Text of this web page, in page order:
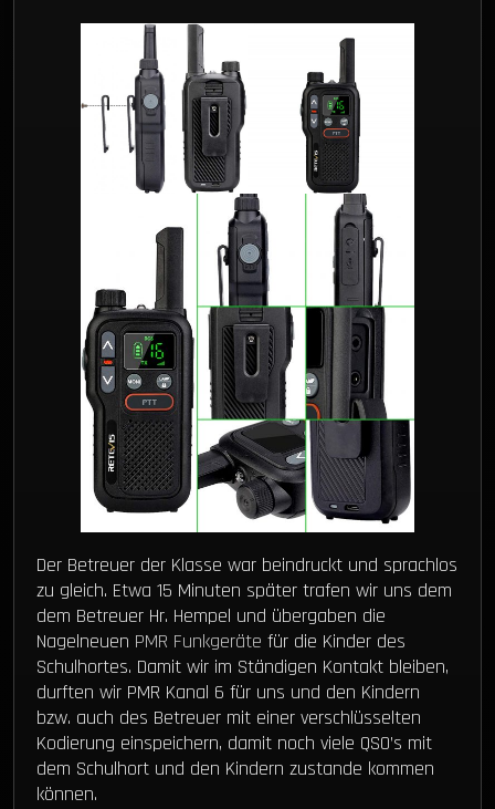
Der Betreuer der Klasse war beindruckt und sprachlos
zu gleich. Etwa 15 Minuten später trafen wir uns dem
dem Betreuer Hr. Hempel und übergaben die
Nagelneuen PMR Funkgeräte für die Kinder des
Schulhortes. Damit wir im Ständigen Kontakt bleiben,
durften wir PMR Kanal 6 für uns und den Kindern
bzw. auch des Betreuer mit einer verschlüsselten
Kodierung einspeichern, damit noch viele QSO’s mit
dem Schulhort und den Kindern zustande kommen
können.